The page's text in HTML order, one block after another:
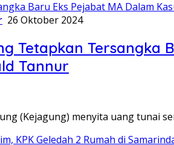
26 Oktober 2024
Tetapkan Tersangka
Tannur
(Kejagung) menyita uang tunai